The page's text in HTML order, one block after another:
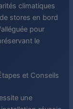
climatiques
stores en bord
pour
le
et Conseils
une